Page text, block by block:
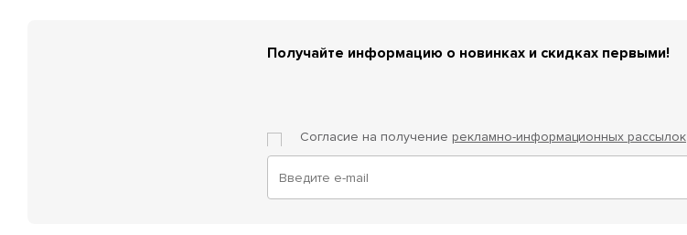
Получайте информацию о новинках и скидках первыми!
Согласие на получение рекламно-информационных рассылок